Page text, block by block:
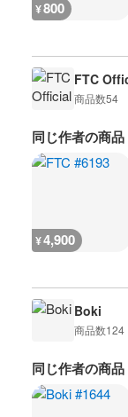
¥800
FTC
商品数54
同じ作者の商品
¥4,900
Boki
商品数124
同じ作者の商品